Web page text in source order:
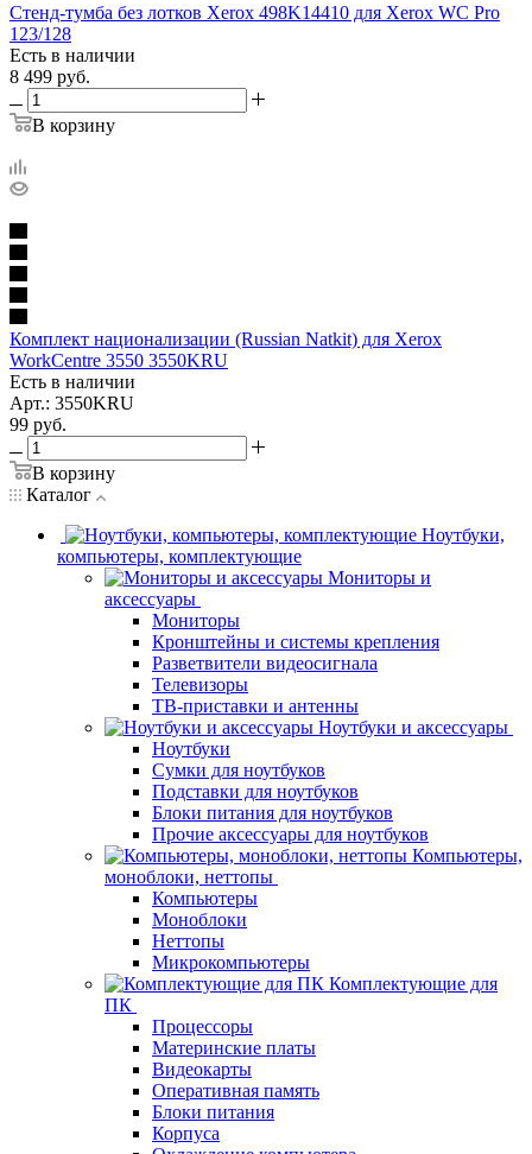
Стенд-тумба без лотков Xerox 498K14410 для Xerox WC Pro
123/128
Есть в наличии
8 499 руб.
В корзину
Комплект национализации (Russian Natkit) для Xerox
WorkCentre 3550 3550KRU
Есть в наличии
Арт.: 3550KRU
99 руб.
В корзину
Каталог
Ноутбуки,
компьютеры, комплектующие
Мониторы и
аксессуары
Мониторы
Кронштейны и системы крепления
Разветвители видеосигнала
Телевизоры
ТВ-приставки и антенны
Ноутбуки и аксессуары
Ноутбуки
Сумки для ноутбуков
Подставки для ноутбуков
Блоки питания для ноутбуков
Прочие аксессуары для ноутбуков
Компьютеры,
моноблоки, неттопы
Компьютеры
Моноблоки
Неттопы
Микрокомпьютеры
Комплектующие для
ПК
Процессоры
Материнские платы
Видеокарты
Оперативная память
Блоки питания
Корпуса